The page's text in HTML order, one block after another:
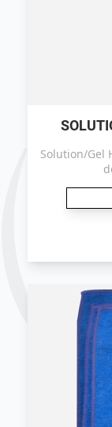
Solution/Gel